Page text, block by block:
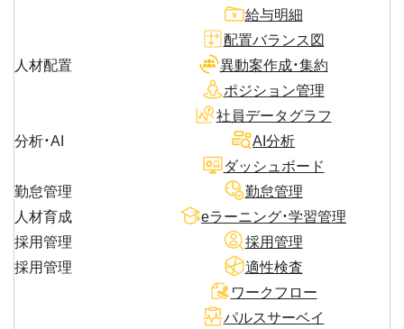
給与明細
人材配置
配置バランス図
異動案作成・集約
ポジション管理
分析・AI
社員データグラフ
AI分析
ダッシュボード
勤怠管理
勤怠管理
人材育成
eラーニング・学習管理
採用管理
採用管理
採用管理
適性検査
ワークフロー
パルスサーベイ